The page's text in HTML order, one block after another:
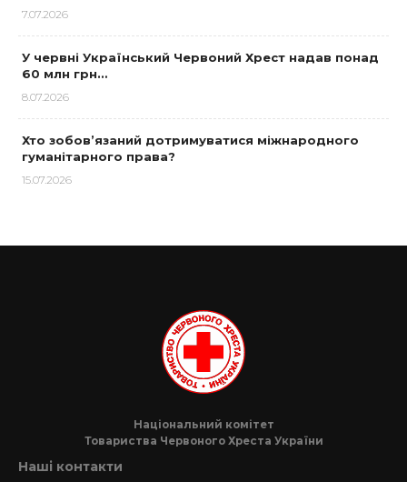
7.07.2026
У червні Український Червоний Хрест надав понад
60 млн грн…
8.07.2026
Хто зобов’язаний дотримуватися міжнародного
гуманітарного права?
15.07.2026
Національний комітет
Товариства Червоного Хреста України
Наші контакти